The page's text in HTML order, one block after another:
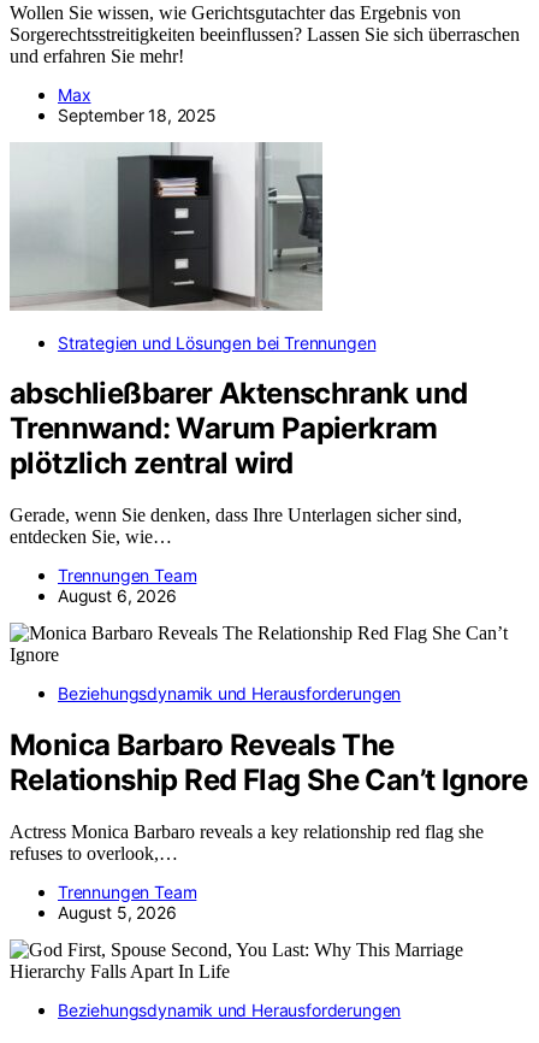
Wollen Sie wissen, wie Gerichtsgutachter das Ergebnis von
Sorgerechtsstreitigkeiten beeinflussen? Lassen Sie sich überraschen
und erfahren Sie mehr!
Max
September 18, 2025
Strategien und Lösungen bei Trennungen
abschließbarer Aktenschrank und
Trennwand: Warum Papierkram
plötzlich zentral wird
Gerade, wenn Sie denken, dass Ihre Unterlagen sicher sind,
entdecken Sie, wie…
Trennungen Team
August 6, 2026
Beziehungsdynamik und Herausforderungen
Monica Barbaro Reveals The
Relationship Red Flag She Can’t Ignore
Actress Monica Barbaro reveals a key relationship red flag she
refuses to overlook,…
Trennungen Team
August 5, 2026
Beziehungsdynamik und Herausforderungen